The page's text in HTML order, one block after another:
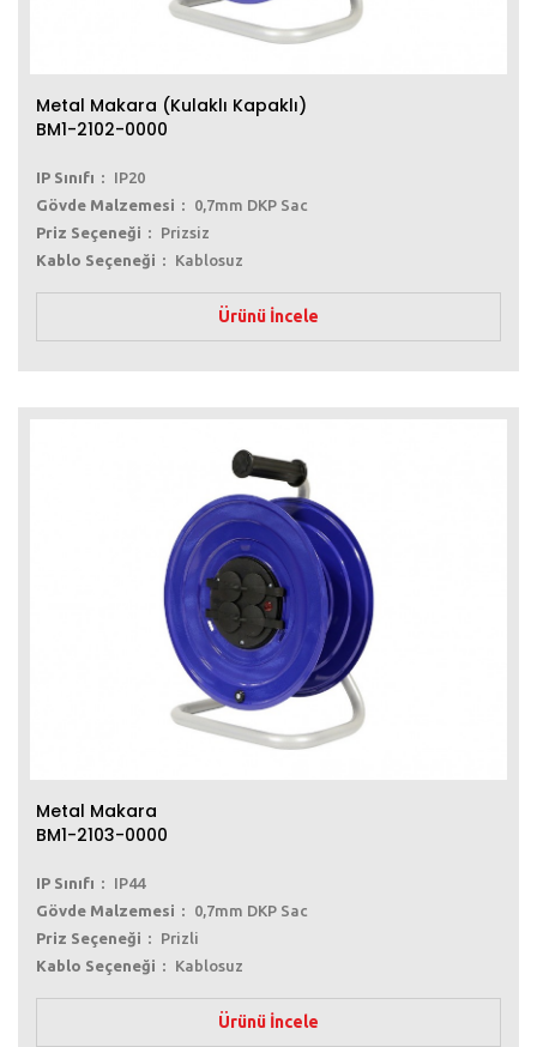
Metal Makara (Kulaklı Kapaklı)
BM1-2102-0000
IP Sınıfı
IP20
Gövde Malzemesi
0,7mm DKP Sac
Priz Seçeneği
Prizsiz
Kablo Seçeneği
Kablosuz
Ürünü İncele
Metal Makara
BM1-2103-0000
IP Sınıfı
IP44
Gövde Malzemesi
0,7mm DKP Sac
Priz Seçeneği
Prizli
Kablo Seçeneği
Kablosuz
Ürünü İncele